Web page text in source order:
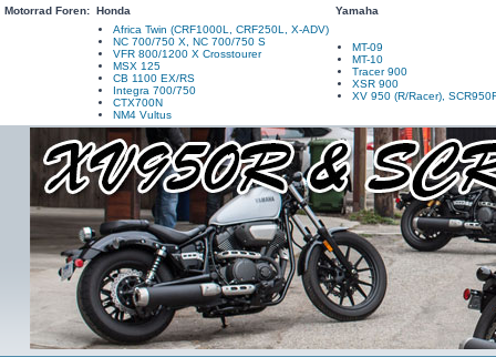
Motorrad Foren: Honda
Yamaha
Africa Twin (CRF1000L, CRF250L, X-ADV)
NC 700/750 X, NC 700/750 S
VFR 800/1200 X Crosstourer
MSX 125
CB 1100 EX/RS
Integra 700/750
CTX700N
NM4 Vultus
MT-09
MT-10
Tracer 900
XSR 900
XV 950 (R/Racer),